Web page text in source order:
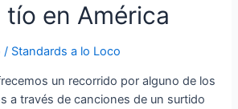
tío en América
/ Standards a lo Loco
un recorrido por alguno de los
a través de canciones de un surtido